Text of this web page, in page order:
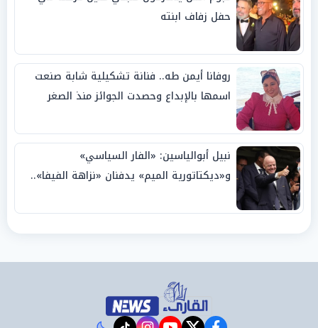
حفل زفاف ابنته
روفانا أيمن طه.. فنانة تشكيلية شابة صنعت
اسمها بالإبداع وحصدت الجوائز منذ الصغر
نبيل أبوالياسين: «الفار السياسي»
و«ديكتاتورية الميم» يدفنان «نزاهة الفيفا»..